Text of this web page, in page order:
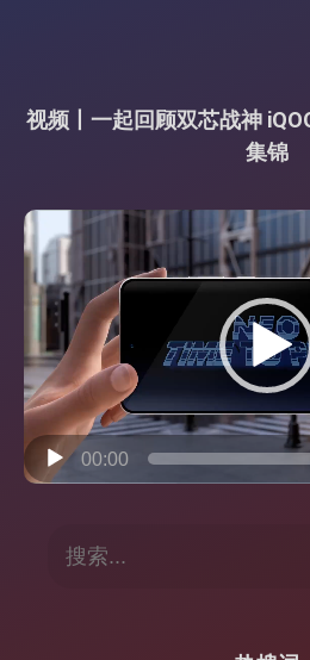
视频丨一起回顾双芯战神
集锦
视
频
播
放
00:00